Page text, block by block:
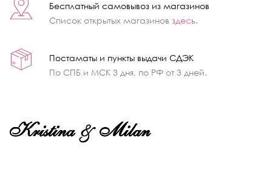
Бесплатный самовывоз из магазинов
Список открытых магазинов здесь.
Постаматы и пункты выдачи СДЭК
По СПБ и МСК 3 дня, по РФ от 3 дней.